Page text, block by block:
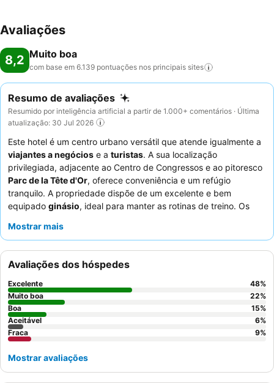
Avaliações
8,2 Muito boa
com base em 6.139 pontuações nos principais sites
Resumo de avaliações
Resumido por inteligência artificial a partir de 1.000+ comentários · Última
atualização: 30 Jul 2026
Este hotel é um centro urbano versátil que atende igualmente a
viajantes a negócios e a turistas. A sua localização
privilegiada, adjacente ao Centro de Congressos e ao pitoresco
Parc de la Tête d'Or, oferece conveniência e um refúgio
tranquilo. A propriedade dispõe de um excelente e bem
equipado ginásio, ideal para manter as rotinas de treino. Os
concierges pelo seu profissionalismo e simpatia, enquanto o
satisfatório. Para um conforto ideal, considere solicitar um
quarto numandar superiorpara melhores vistas e potencial
redução de ruído.
Mostrar mais
Avaliações dos hóspedes
Excelente 48%
Muito boa
22%
Boa
15%
Aceitável
6%
Fraca
9%
Mostrar avaliações